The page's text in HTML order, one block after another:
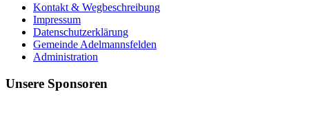
Kontakt & Wegbeschreibung
Impressum
Datenschutzerklärung
Gemeinde Adelmannsfelden
Administration
Unsere Sponsoren